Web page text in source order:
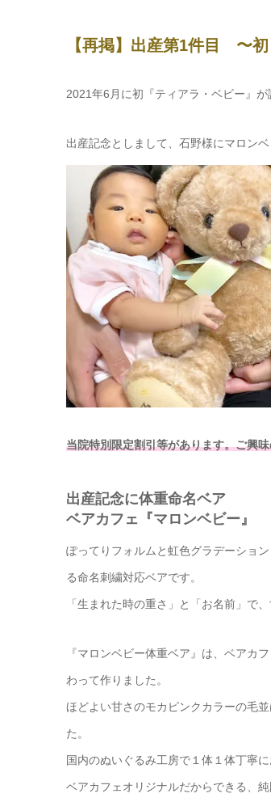
【再掲】出産第1件目 〜
2021年6月に初『ティアラ・ベビー』が
出産記念としまして、石野様にマロン
当院特別限定割引等があります。ご興
出産記念に体重命名ベア
ベアカフェ『マロンベビー』
ぽってりフォルムと虹色グラデーショ
る命名刺繍対応ベアです。
「生まれた時の重さ」と「お名前」で
『マロンベビー体重ベア』は、ベアカ
わって作りました。
ほどよい甘さのモカピンクカラーの毛
た。
国内のぬいぐるみ工房で１体１体丁寧に
ベアカフェオリジナルだからできる、